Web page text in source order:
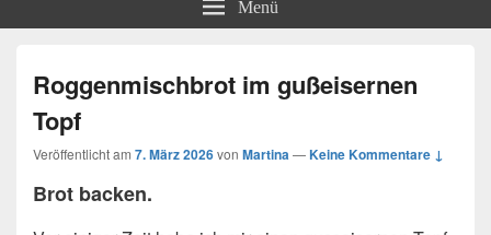
Menü
Roggenmischbrot im gußeisernen
Topf
Veröffentlicht am 7. März 2026von Martina—Keine Kommentare ↓
Brot backen.